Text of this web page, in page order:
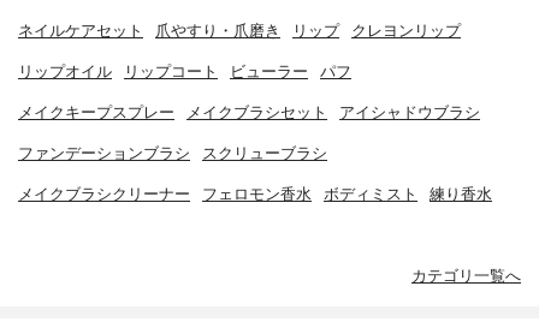
ネイルケアセット 爪やすり・爪磨き リップ クレヨンリップ
リップオイル リップコート ビューラー パフ
メイクキープスプレー メイクブラシセット アイシャドウブラシ
ファンデーションブラシ スクリューブラシ
メイクブラシクリーナー フェロモン香水 ボディミスト 練り香水
カテゴリ一覧へ